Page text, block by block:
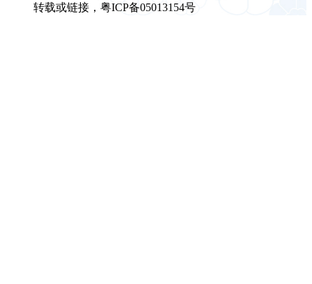
转载或链接，粤ICP备05013154号